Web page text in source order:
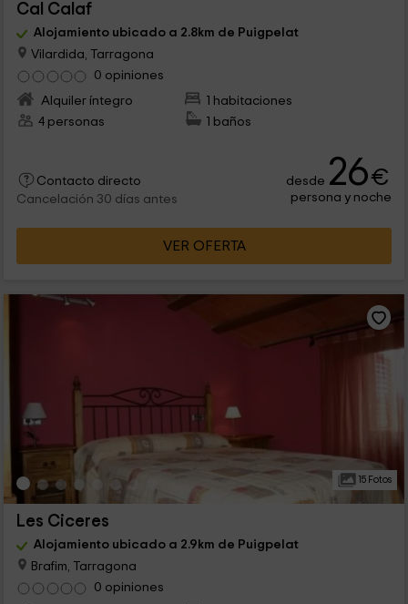
Cal Calaf
Alojamiento ubicado a 2.8km de Puigpelat
Vilardida, Tarragona
0 opiniones
Alquiler íntegro
1 habitaciones
4 personas
1 baños
Contacto directo
Cancelación 30 días antes
desde 26€
persona y noche
VER OFERTA
15 Fotos
Les Ciceres
Alojamiento ubicado a 2.9km de Puigpelat
Brafim, Tarragona
0 opiniones